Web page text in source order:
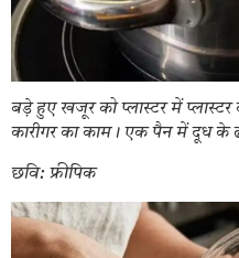
बड़े हुए खजूर को प्लास्टर में
कारीगर का काम। एक पैन में दूध
छवि: फ्रीपिक